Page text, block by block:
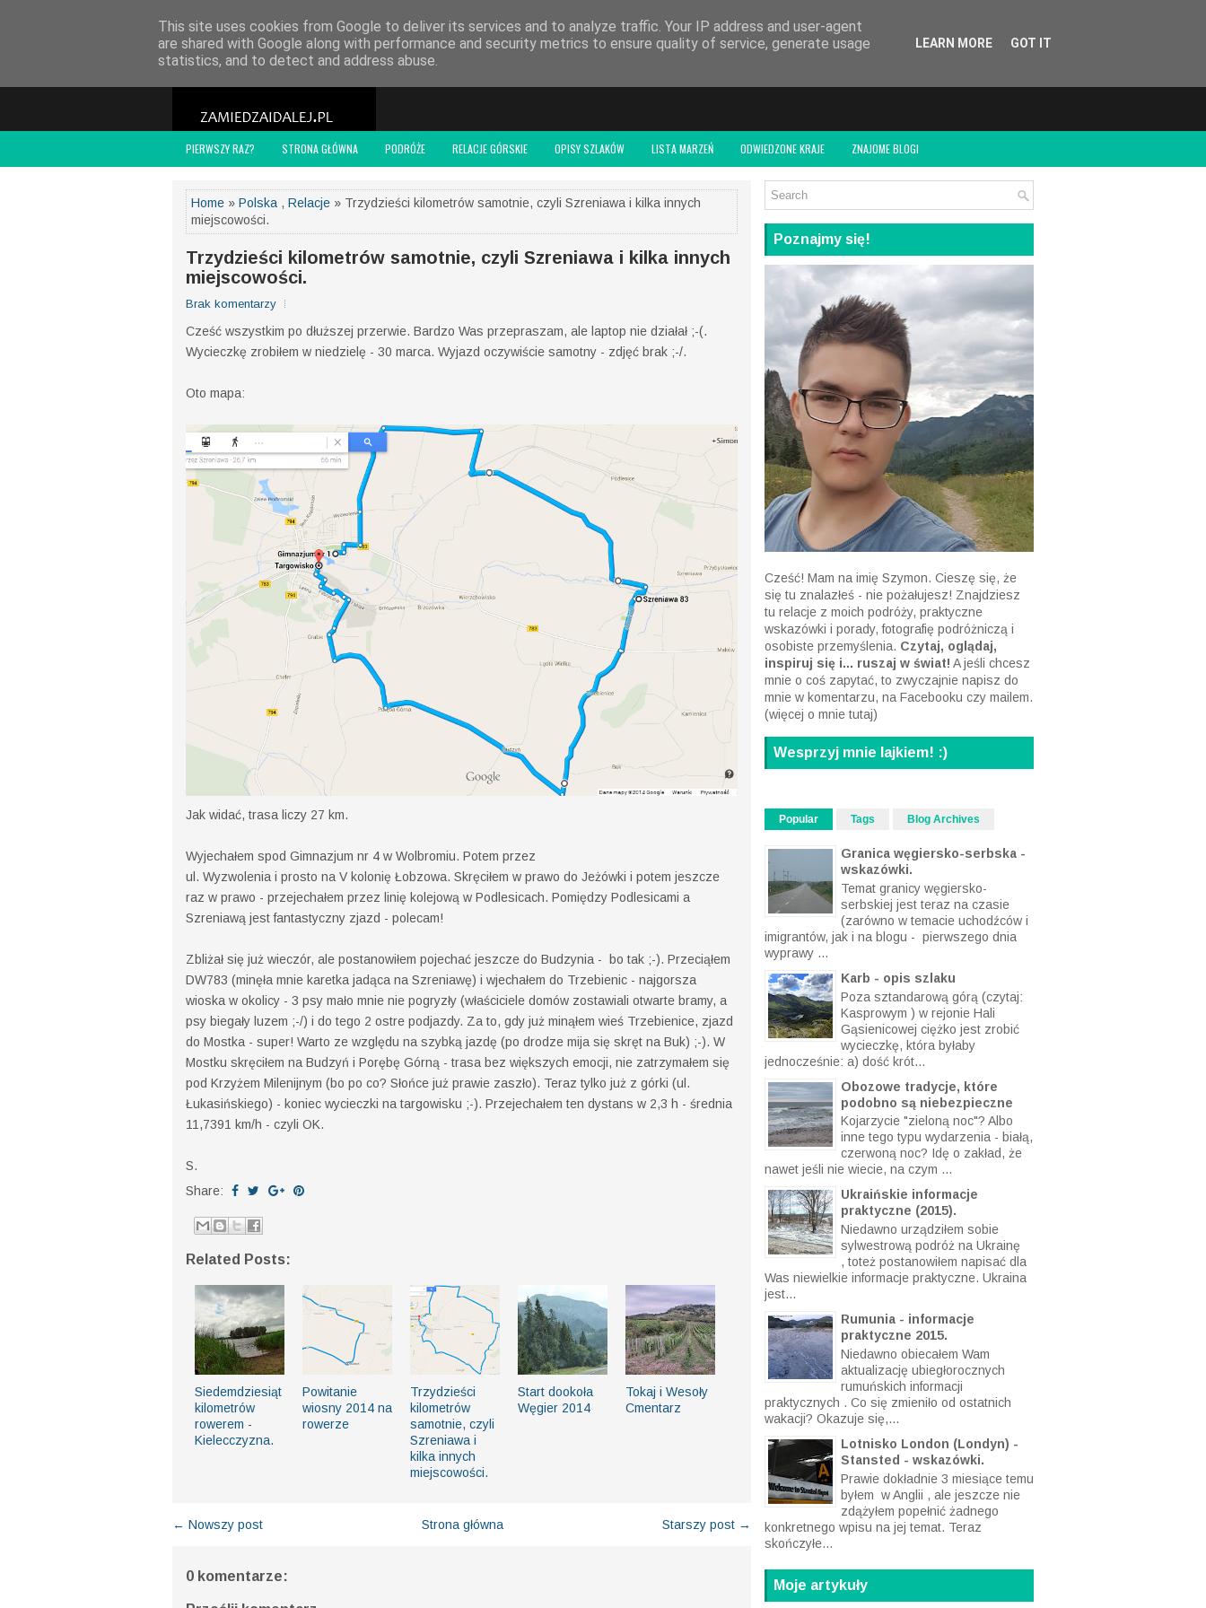
POLITYKA PRYWATNOŚCI WSPÓŁPRACA O BLOGU
PIERWSZY RAZ? STRONA GŁÓWNA PODRÓŻE RELACJE GÓRSKIE OPISY SZLAKÓW LISTA MARZEŃ ODWIEDZONE KRAJE ZNAJOME BLOGI
Home » Polska , Relacje » Trzydzieści kilometrów samotnie, czyli Szreniawa i kilka innych
miejscowości.
Trzydzieści kilometrów samotnie, czyli Szreniawa i kilka innych
miejscowości.
Brak komentarzy
Cześć wszystkim po dłuższej przerwie. Bardzo Was przepraszam, ale laptop nie działał ;-(.
Wycieczkę zrobiłem w niedzielę - 30 marca. Wyjazd oczywiście samotny - zdjęć brak ;-/.
Oto mapa:
Jak widać, trasa liczy 27 km.
Wyjechałem spod Gimnazjum nr 4 w Wolbromiu. Potem przez
ul. Wyzwolenia i prosto na V kolonię Łobzowa. Skręciłem w prawo do Jeżówki i potem jeszcze
raz w prawo - przejechałem przez linię kolejową w Podlesicach. Pomiędzy Podlesicami a
Szreniawą jest fantastyczny zjazd - polecam!
Zbliżał się już wieczór, ale postanowiłem pojechać jeszcze do Budzynia - bo tak ;-). Przeciąłem
DW783 (minęła mnie karetka jadąca na Szreniawę) i wjechałem do Trzebienic - najgorsza
wioska w okolicy - 3 psy mało mnie nie pogryzły (właściciele domów zostawiali otwarte bramy, a
psy biegały luzem ;-/) i do tego 2 ostre podjazdy. Za to, gdy już minąłem wieś Trzebienice, zjazd
do Mostka - super! Warto ze względu na szybką jazdę (po drodze mija się skręt na Buk) ;-). W
Mostku skręciłem na Budzyń i Porębę Górną - trasa bez większych emocji, nie zatrzymałem się
pod Krzyżem Milenijnym (bo po co? Słońce już prawie zaszło). Teraz tylko już z górki (ul.
Łukasińskiego) - koniec wycieczki na targowisku ;-). Przejechałem ten dystans w 2,3 h - średnia
11,7391 km/h - czyli OK.
S.
Share:
Related Posts:
Siedemdziesiąt
kilometrów
rowerem -
Kielecczyzna.
Powitanie
wiosny 2014 na
rowerze
Trzydzieści
kilometrów
samotnie, czyli
Szreniawa i
kilka innych
miejscowości.
Start dookoła
Węgier 2014
Tokaj i Wesoły
Cmentarz
← Nowszy post Starszy post →
Strona główna
0 komentarze:
Poznajmy się!
Cześć! Mam na imię Szymon. Cieszę się, że
się tu znalazłeś - nie pożałujesz! Znajdziesz
tu relacje z moich podróży, praktyczne
wskazówki i porady, fotografię podróżniczą i
osobiste przemyślenia. Czytaj, oglądaj,
inspiruj się i... ruszaj w świat! A jeśli chcesz
mnie o coś zapytać, to zwyczajnie napisz do
mnie w komentarzu, na Facebooku czy mailem.
(więcej o mnie tutaj)
Wesprzyj mnie lajkiem! :)
Popular Tags Blog Archives
Granica węgiersko-serbska -
wskazówki.
Temat granicy węgiersko-
serbskiej jest teraz na czasie
(zarówno w temacie uchodźców i
imigrantów, jak i na blogu - pierwszego dnia
wyprawy ...
Karb - opis szlaku
Poza sztandarową górą (czytaj:
Kasprowym ) w rejonie Hali
Gąsienicowej ciężko jest zrobić
wycieczkę, która byłaby
jednocześnie: a) dość krót...
Obozowe tradycje, które
podobno są niebezpieczne
Kojarzycie "zieloną noc"? Albo
inne tego typu wydarzenia - białą,
czerwoną noc? Idę o zakład, że
nawet jeśli nie wiecie, na czym ...
Ukraińskie informacje
praktyczne (2015).
Niedawno urządziłem sobie
sylwestrową podróż na Ukrainę
, toteż postanowiłem napisać dla
Was niewielkie informacje praktyczne. Ukraina
jest...
Rumunia - informacje
praktyczne 2015.
Niedawno obiecałem Wam
aktualizację ubiegłorocznych
rumuńskich informacji
praktycznych . Co się zmieniło od ostatnich
wakacji? Okazuje się,...
Lotnisko London (Londyn) -
Stansted - wskazówki.
Prawie dokładnie 3 miesiące temu
byłem w Anglii , ale jeszcze nie
zdążyłem popełnić żadnego
konkretnego wpisu na jej temat. Teraz
skończyłe...
Moje artykuły
This site uses cookies from Google to deliver its services and to analyze traffic. Your IP address and user-agent
are shared with Google along with performance and security metrics to ensure quality of service, generate usage
statistics, and to detect and address abuse.
LEARN MORE GOT IT